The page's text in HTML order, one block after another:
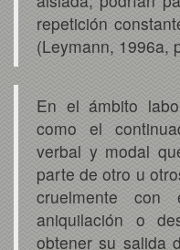
repetición
(Leymann, 1996a,
En el ámbito
como el
verbal y modal
parte de otro u
cruelmente
aniquilación o
obtener su salida